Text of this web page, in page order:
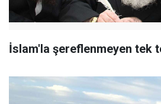
İslam'la şereflenmeyen tek